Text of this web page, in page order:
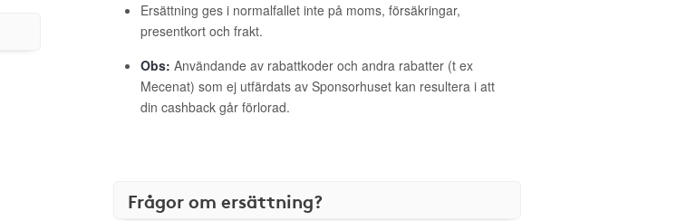
Ersättning ges i normalfallet inte på moms, försäkringar,
presentkort och frakt.
Obs: Användande av rabattkoder och andra rabatter (t ex
Mecenat) som ej utfärdats av Sponsorhuset kan resultera i att
din cashback går förlorad.
Frågor om ersättning?